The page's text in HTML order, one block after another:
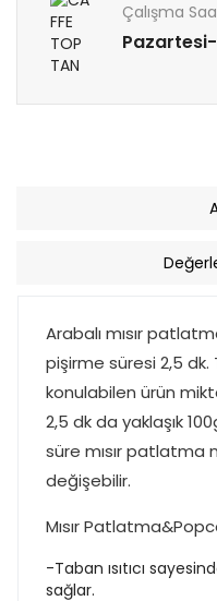
Çalışma
Arabalı mısır
pişirme süresi 2,5
konulabilen ürün
2,5 dk da yaklaşık
süre mısır patlatma
değişebilir.
Mısır
-Taban ısıtıcı
sağlar.